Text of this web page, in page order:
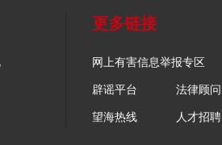
更多链接
网上有害信息举报专区
辟谣平台 法律顾问
望海热线 人才招聘